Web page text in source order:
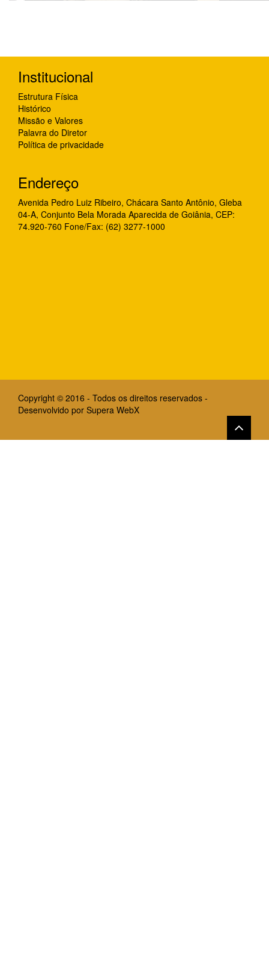
Institucional
Estrutura Física
Histórico
Missão e Valores
Palavra do Diretor
Política de privacidade
Endereço
Avenida Pedro Luiz Ribeiro, Chácara Santo Antônio, Gleba
04-A, Conjunto Bela Morada Aparecida de Goiânia, CEP:
74.920-760 Fone/Fax: (62) 3277-1000
Copyright © 2016 - Todos os direitos reservados -
Desenvolvido por Supera WebX